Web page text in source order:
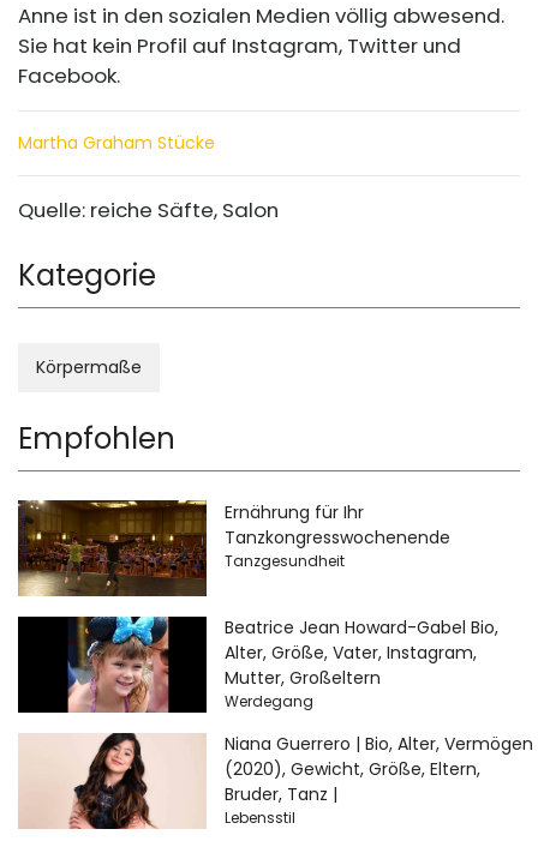
Anne ist in den sozialen Medien völlig abwesend.
Sie hat kein Profil auf Instagram, Twitter und
Facebook.
Martha Graham Stücke
Quelle: reiche Säfte, Salon
Kategorie
Körpermaße
Empfohlen
Ernährung für Ihr
Tanzkongresswochenende
Tanzgesundheit
Beatrice Jean Howard-Gabel Bio,
Alter, Größe, Vater, Instagram,
Mutter, Großeltern
Werdegang
Niana Guerrero | Bio, Alter, Vermögen
(2020), Gewicht, Größe, Eltern,
Bruder, Tanz |
Lebensstil